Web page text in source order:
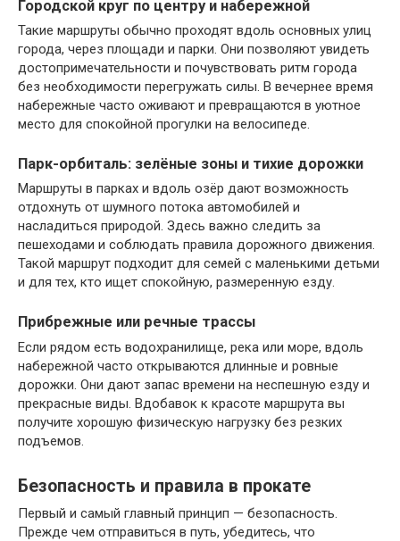
Городской круг по центру и набережной
Такие маршруты обычно проходят вдоль основных улиц
города, через площади и парки. Они позволяют увидеть
достопримечательности и почувствовать ритм города
без необходимости перегружать силы. В вечернее время
набережные часто оживают и превращаются в уютное
место для спокойной прогулки на велосипеде.
Парк-орбиталь: зелёные зоны и тихие дорожки
Маршруты в парках и вдоль озёр дают возможность
отдохнуть от шумного потока автомобилей и
насладиться природой. Здесь важно следить за
пешеходами и соблюдать правила дорожного движения.
Такой маршрут подходит для семей с маленькими детьми
и для тех, кто ищет спокойную, размеренную езду.
Прибрежные или речные трассы
Если рядом есть водохранилище, река или море, вдоль
набережной часто открываются длинные и ровные
дорожки. Они дают запас времени на неспешную езду и
прекрасные виды. Вдобавок к красоте маршрута вы
получите хорошую физическую нагрузку без резких
подъемов.
Безопасность и правила в прокате
Первый и самый главный принцип — безопасность.
Прежде чем отправиться в путь, убедитесь, что